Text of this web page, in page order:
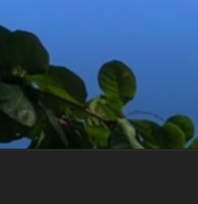
ン
ン
へ
ス